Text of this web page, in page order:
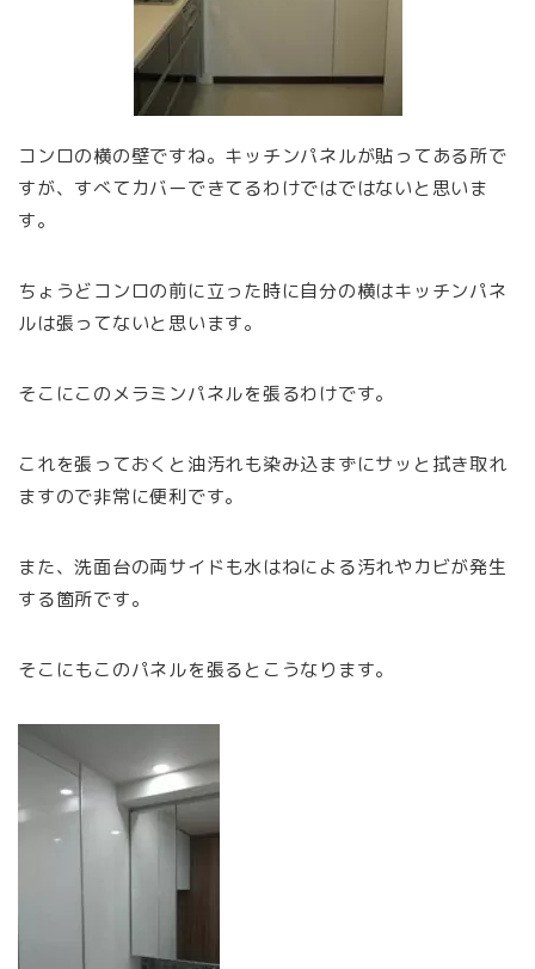
コンロの横の壁ですね。キッチンパネルが貼ってある所で
すが、すべてカバーできてるわけではではないと思いま
す。
ちょうどコンロの前に立った時に自分の横はキッチンパネ
ルは張ってないと思います。
そこにこのメラミンパネルを張るわけです。
これを張っておくと油汚れも染み込まずにサッと拭き取れ
ますので非常に便利です。
また、洗面台の両サイドも水はねによる汚れやカビが発生
する箇所です。
そこにもこのパネルを張るとこうなります。